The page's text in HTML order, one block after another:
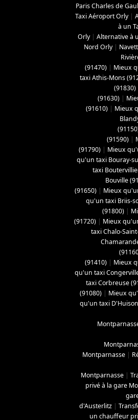
Paris Charles de
Taxi Aéroport Orly|
à un
Orly| Alternative à
Nord Orly|
(91470) | Mieux
taxi Athis-Mons
(91830)
(91630) |
(91610) | Mieux
(91590) |
(91790) | Mieux
qu'un taxi Bouray-
taxi
Bouville
(91650) | Mieux
qu'un taxi Briis-
(91800) |
(91720) | Mieux
taxi Chalo-
(91410) | Mieux
qu'un taxi
taxi Corbreuse
(91080) | Mieux
qu'un taxi
Montparnasse |
Montparnasse |
privé à la gare
d'Austerlitz |
un chauffeur